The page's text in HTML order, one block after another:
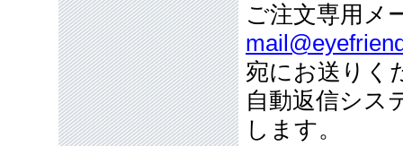
ご注文専用
宛にお送りく
自動返信シス
します。